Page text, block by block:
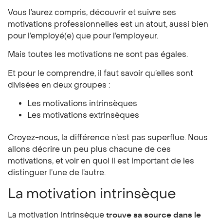
Vous l’aurez compris, découvrir et suivre ses
motivations professionnelles est un atout, aussi bien
pour l’employé(e) que pour l’employeur.
Mais toutes les motivations ne sont pas égales.
Et pour le comprendre, il faut savoir qu’elles sont
divisées en deux groupes :
Les motivations intrinsèques
Les motivations extrinsèques
Croyez-nous, la différence n’est pas superflue. Nous
allons décrire un peu plus chacune de ces
motivations, et voir en quoi il est important de les
distinguer l’une de l’autre.
La motivation intrinsèque
La motivation intrinsèque trouve sa source dans le